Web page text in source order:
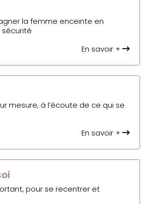
la femme enceinte en
En savoir +
mesure, à l’écoute de ce qui se
En savoir +
pour se recentrer et